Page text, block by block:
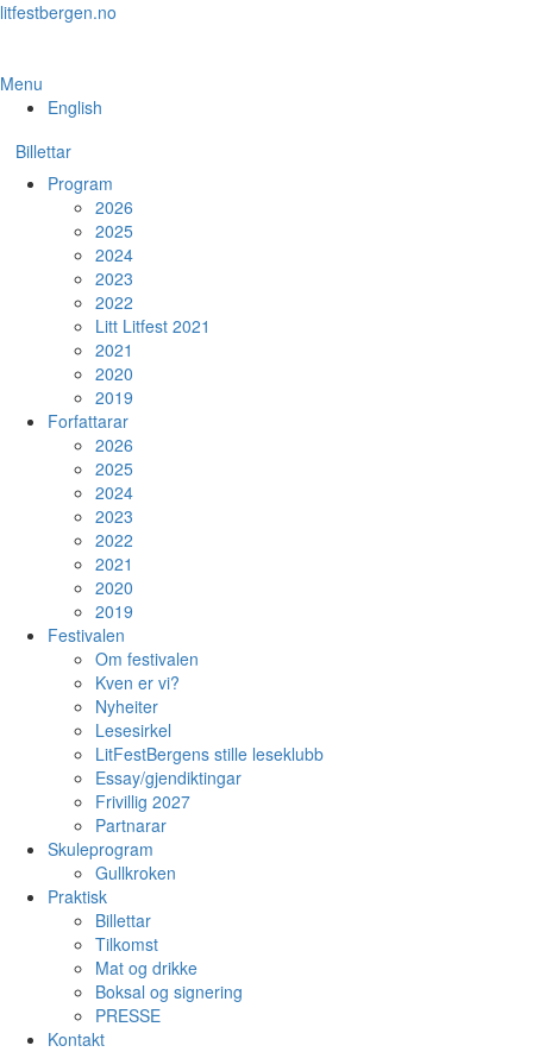
Skip
content
litfestbergen.no
Menu
English
Billettar
Program
2026
2025
2024
2023
2022
Litt Litfest 2021
2021
2020
2019
Forfattarar
2026
2025
2024
2023
2022
2021
2020
2019
Festivalen
Om festivalen
Kven er vi?
Nyheiter
Lesesirkel
LitFestBergens stille leseklubb
Essay/gjendiktingar
Frivillig 2027
Partnarar
Skuleprogram
Gullkroken
Praktisk
Billettar
Tilkomst
Mat og drikke
Boksal og signering
PRESSE
Kontakt